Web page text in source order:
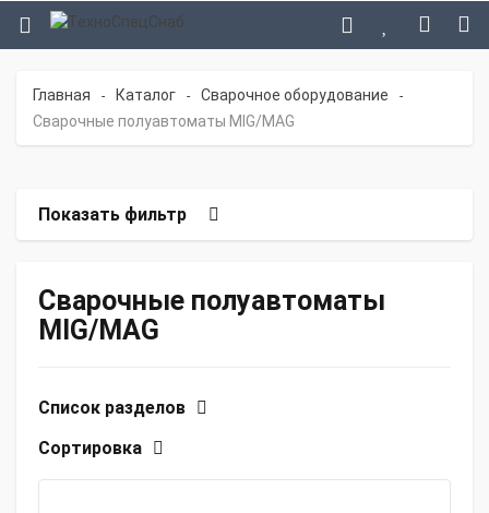
Главная - Каталог - Сварочное оборудование -
Сварочные полуавтоматы MIG/MAG
Показать фильтр
Сварочные полуавтоматы
MIG/MAG
Список разделов
Сортировка